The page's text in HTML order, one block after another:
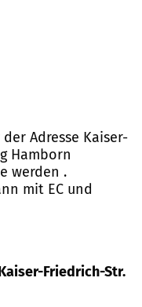
Adresse Kaiser-
Hamborn
werden .
mit EC und
Friedrich-Str.